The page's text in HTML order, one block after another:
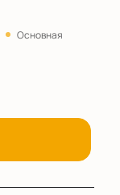
Основная